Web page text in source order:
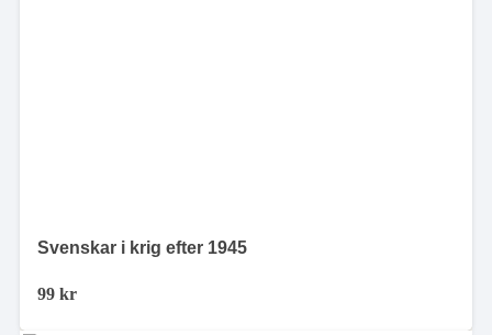
Svenskar i krig efter 1945
99 kr